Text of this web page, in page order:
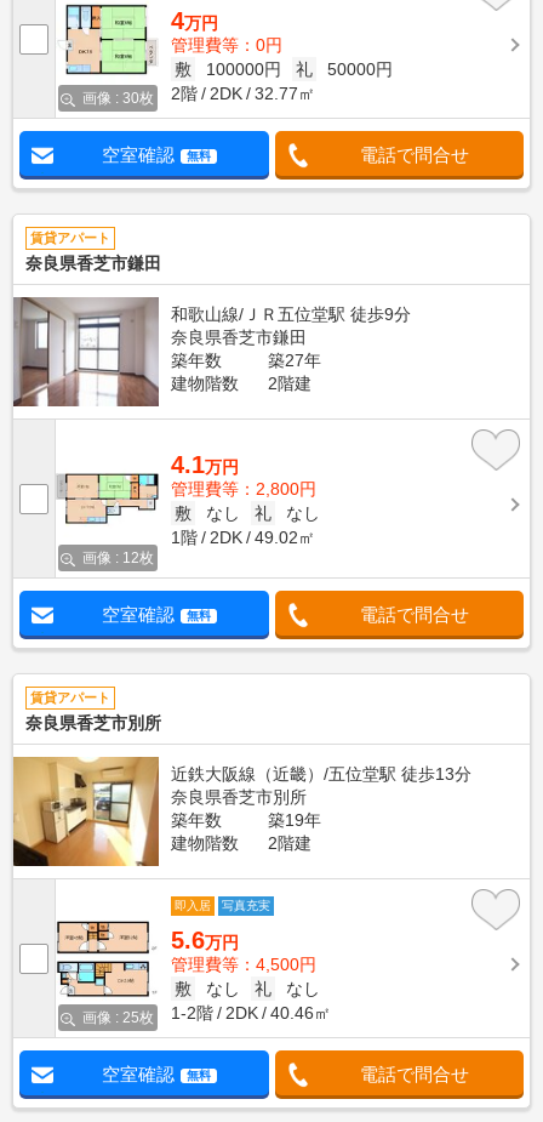
画像 : 30枚
4万円
管理費等：0円
敷
100000円 礼
50000円
2階
2DK 32.77㎡
空室確認 無料 電話で問合せ
賃貸アパート
奈良県香芝市鎌田
和歌山線/ＪＲ五位堂駅 徒歩9分
奈良県香芝市鎌田
築年数
築27年
建物階数
2階建
画像 : 12枚
4.1万円
管理費等：2,800円
敷
なし 礼
なし
1階
2DK 49.02㎡
空室確認 無料 電話で問合せ
賃貸アパート
奈良県香芝市別所
近鉄大阪線（近畿）/五位堂駅 徒歩13分
奈良県香芝市別所
築年数
築19年
建物階数
2階建
画像 : 25枚
即入居 写真充実
5.6万円
管理費等：4,500円
敷
なし 礼
なし
1-2階
2DK 40.46㎡
空室確認 無料 電話で問合せ